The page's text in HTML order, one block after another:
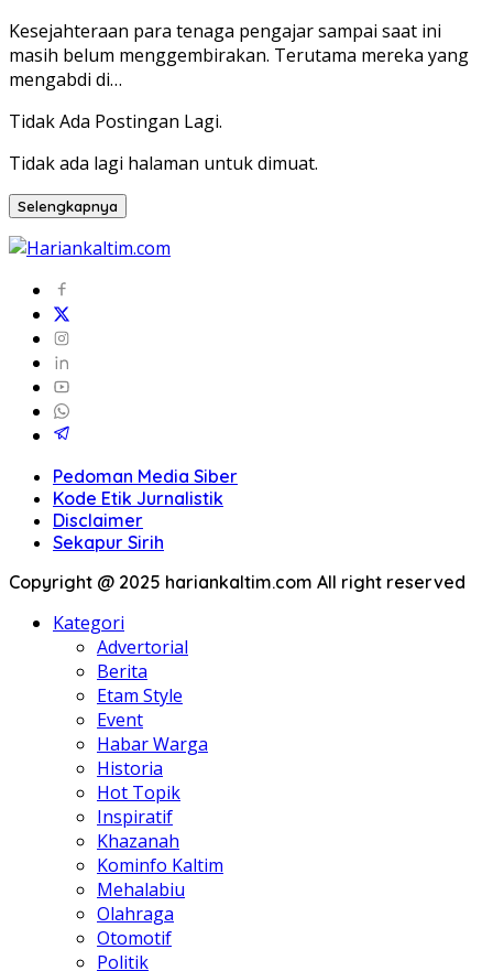
Kesejahteraan para tenaga pengajar sampai saat ini
masih belum menggembirakan. Terutama mereka yang
mengabdi di…
Tidak Ada Postingan Lagi.
Tidak ada lagi halaman untuk dimuat.
Selengkapnya
Pedoman Media Siber
Kode Etik Jurnalistik
Disclaimer
Sekapur Sirih
Copyright @ 2025 hariankaltim.com All right reserved
Kategori
Advertorial
Berita
Etam Style
Event
Habar Warga
Historia
Hot Topik
Inspiratif
Khazanah
Kominfo Kaltim
Mehalabiu
Olahraga
Otomotif
Politik